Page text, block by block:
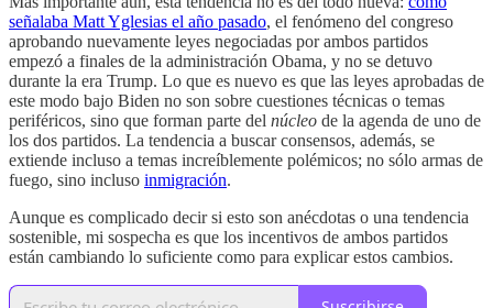
señalaba Matt Yglesias el año pasado, el fenómeno del congreso
aprobando nuevamente leyes negociadas por ambos partidos
empezó a finales de la administración Obama, y no se detuvo
durante la era Trump. Lo que es nuevo es que las leyes aprobadas de
este modo bajo Biden no son sobre cuestiones técnicas o temas
periféricos, sino que forman parte del núcleo de la agenda de uno de
los dos partidos. La tendencia a buscar consensos, además, se
extiende incluso a temas increíblemente polémicos; no sólo armas de
fuego, sino incluso inmigración.
Aunque es complicado decir si esto son anécdotas o una tendencia
sostenible, mi sospecha es que los incentivos de ambos partidos
están cambiando lo suficiente como para explicar estos cambios.